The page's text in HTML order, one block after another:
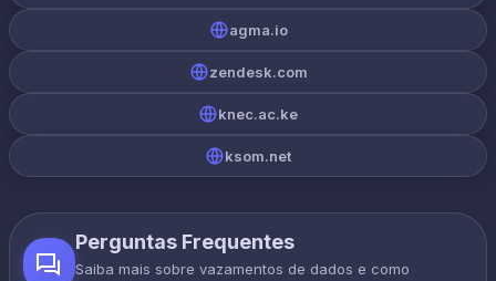
agma.io
zendesk.com
knec.ac.ke
ksom.net
Perguntas Frequentes
Saiba mais sobre vazamentos de dados e como